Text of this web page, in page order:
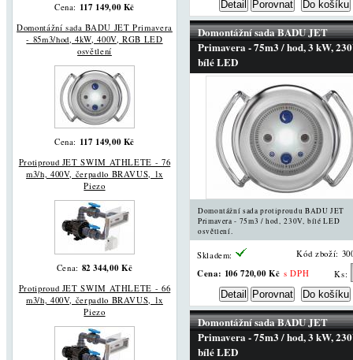
Cena: 117 149,00 Kč
Domontážní sada BADU JET Primavera
- 85m3/hod, 4kW, 400V, RGB LED
osvětlení
Cena: 117 149,00 Kč
Protiproud JET SWIM ATHLETE - 76
m3/h, 400V, čerpadlo BRAVUS, 1x
Piezo
Cena: 82 344,00 Kč
Protiproud JET SWIM ATHLETE - 66
m3/h, 400V, čerpadlo BRAVUS, 1x
Piezo
Domontážní sada BADU JET
Primavera - 75m3 / hod, 3 kW,
bílé LED
Domontážní sada protiproudu BADU JET
Primavera - 75m3 / hod, 230V, bílé LED
osvětlení.
Skladem: Kód zboží:
Cena: 106 720,00 Kč s DPH Ks:
Domontážní sada BADU JET
Primavera - 75m3 / hod, 3 kW,
bílé LED